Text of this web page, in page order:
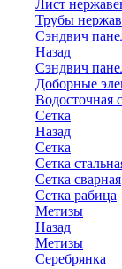
Лист
Трубы
Сэндвич
Назад
Сэндвич
Доборные
Водосточная
Сетка
Назад
Сетка
Сетка
Сетка сварная
Сетка рабица
Метизы
Назад
Метизы
Серебрянка